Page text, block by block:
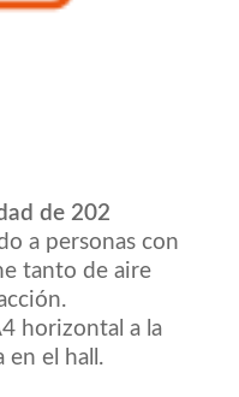
de 202
a personas con
tanto de aire
horizontal a la
en el hall.